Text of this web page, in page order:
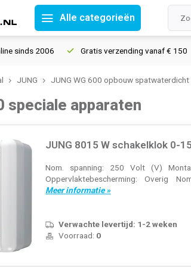
Alle categorieën
2006 Gratis verzending vanaf € 150
JUNG JUNG WG 600 opbouw spatwaterdicht
speciale apparaten
JUNG 8015 W schakelklok 0-
Nom. spanning: 250 Volt (V)
Oppervlaktebescherming: Overig
Meer informatie »
Verwachte levertijd: 1-2 weken
Voorraad: 0